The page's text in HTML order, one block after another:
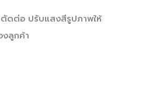
ดต่อ ปรับแสงสีรูปภาพให้
งลูกค้า